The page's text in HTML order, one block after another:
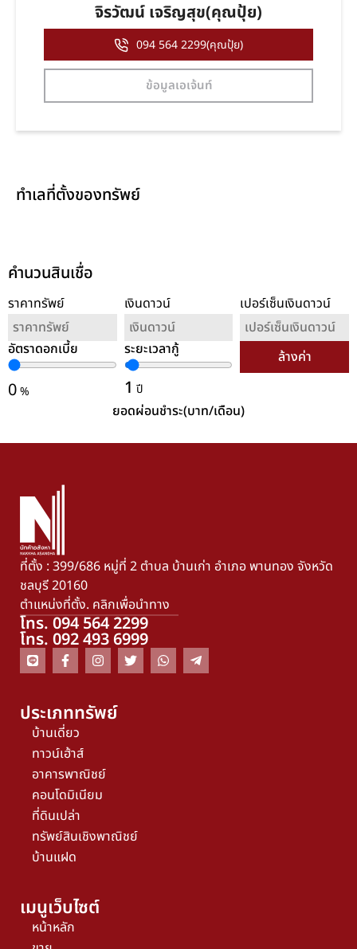
จิรวัฒน์ เจริญสุข(คุณปุ้ย)
094 564 2299(คุณปุ้ย)
ข้อมูลเอเจ้นท์
ทำเลที่ตั้งของทรัพย์
คำนวนสินเชื่อ
ราคาทรัพย์ เงินดาวน์ เปอร์เซ็นเงินดาวน์
อัตราดอกเบี้ย
0%
ระยะเวลากู้
1 ปี
ล้างค่า
ยอดผ่อนชำระ(บาท/เดือน)
ที่ตั้ง : 399/686 หมู่ที่ 2 ตำบล บ้านเก่า อำเภอ พานทอง จังหวัด
ชลบุรี 20160
ตำแหน่งที่ตั้ง. คลิกเพื่อนำทาง
โทร. 094 564 2299
โทร. 092 493 6999
ประเภททรัพย์
บ้านเดี่ยว
ทาวน์เฮ้าส์
อาคารพาณิชย์
คอนโดมิเนียม
ที่ดินเปล่า
ทรัพย์สินเชิงพาณิชย์
บ้านแฝด
เมนูเว็บไซต์
หน้าหลัก